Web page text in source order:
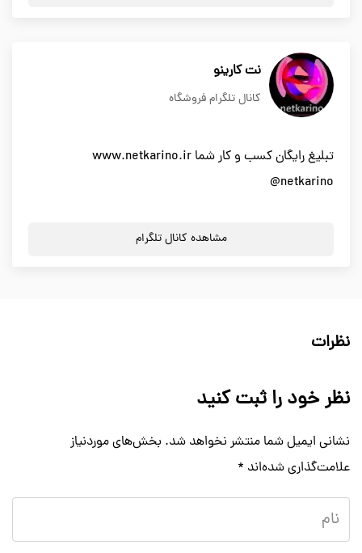
نت کارینو
کانال تلگرام فروشگاه
تبلیغ رایگان کسب و کار شما www.netkarino.ir
@netkarino
مشاهده کانال تلگرام
نظرات
نظر خود را ثبت کنید
نشانی ایمیل شما منتشر نخواهد شد. بخش‌های موردنیاز
علامت‌گذاری شده‌اند *